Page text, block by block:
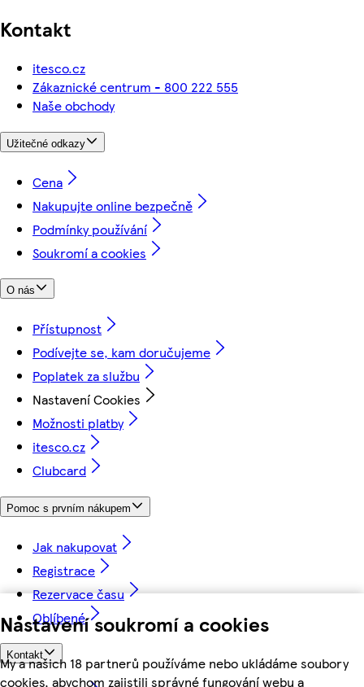
Nastavení soukromí a cookies
My a našich 18 partnerů používáme nebo ukládáme soubory
cookies, abychom zajistili správné fungování webu a
Kontakt
itesco.cz
Zákaznické centrum - 800 222 555
Naše obchody
Užitečné odkazy
Cena
Nakupujte online bezpečně
Podmínky používání
Soukromí a cookies
O nás
Přístupnost
Podívejte se, kam doručujeme
Poplatek za službu
Nastavení Cookies
Možnosti platby
itesco.cz
Clubcard
Pomoc s prvním nákupem
Jak nakupovat
Registrace
Rezervace času
Oblíbené
Kontakt